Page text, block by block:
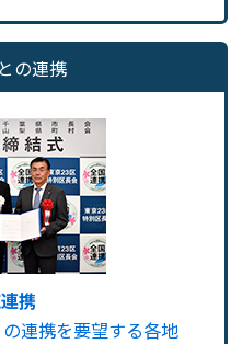
の連携
携
連携を要望する各地